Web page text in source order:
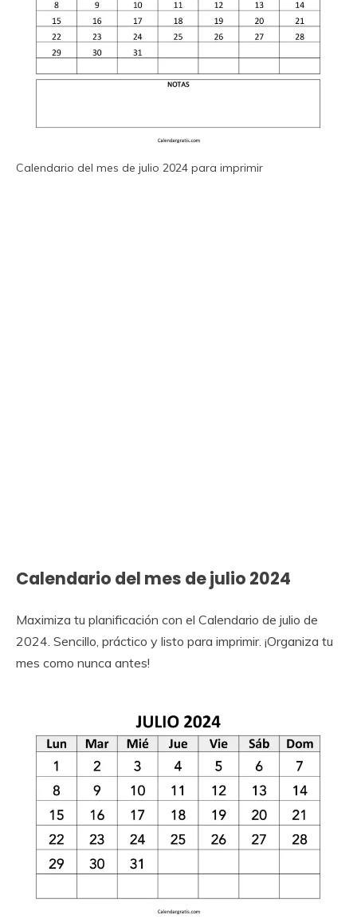
Calendario del mes de julio 2024 para imprimir
Calendario del mes de julio 2024
Maximiza tu planificación con el Calendario de julio de
2024. Sencillo, práctico y listo para imprimir. ¡Organiza tu
mes como nunca antes!